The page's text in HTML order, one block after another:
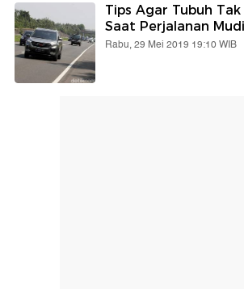
Tips Agar Tubuh
Saat Perjalanan
Rabu, 29 Mei 2019 19:10 WIB